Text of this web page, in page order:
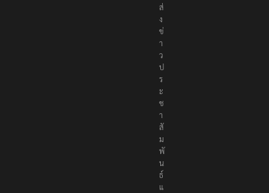
ส่
ง
ข่
า
ว
ป
ร
ะ
ช
า
สั
ม
พั
น
ธ์
แ